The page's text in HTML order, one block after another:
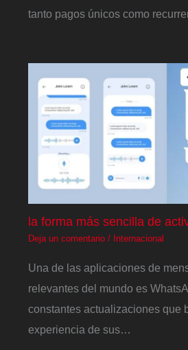
tanto pagos únicos como
la forma más sencilla de
Deja un comentario / Internacional
Una de las aplicaciones de
relevantes del mundo es
constantes actualizaciones que
experiencia de sus…